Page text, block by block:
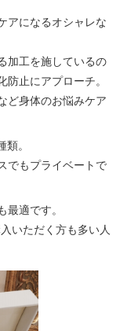
アになるオシャレな
加工を施しているの
止にアプローチ。
ど身体のお悩みケア
。
でもプライベートで
適です。
いただく方も多い人